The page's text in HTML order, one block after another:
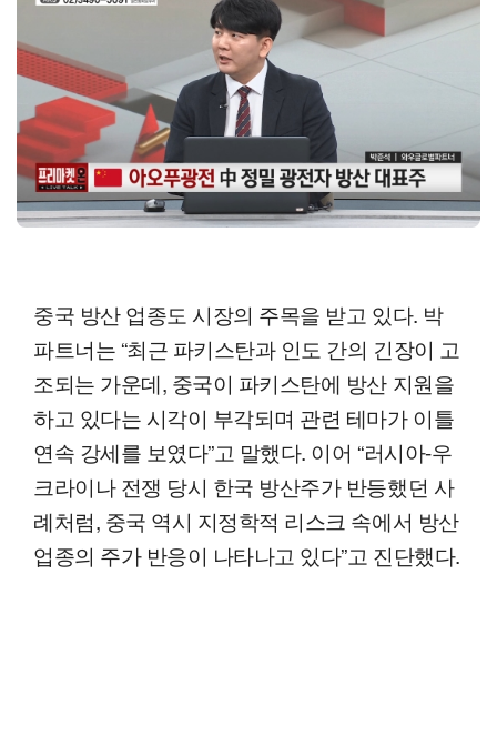
중국 방산 업종도 시장의 주목을 받고 있다. 박
파트너는 “최근 파키스탄과 인도 간의 긴장이 고
조되는 가운데, 중국이 파키스탄에 방산 지원을
하고 있다는 시각이 부각되며 관련 테마가 이틀
연속 강세를 보였다”고 말했다. 이어 “러시아-우
크라이나 전쟁 당시 한국 방산주가 반등했던 사
례처럼, 중국 역시 지정학적 리스크 속에서 방산
업종의 주가 반응이 나타나고 있다”고 진단했다.